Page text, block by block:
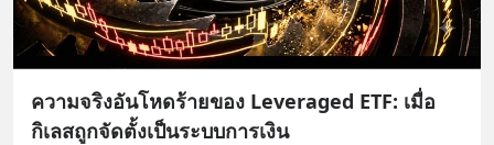
ความจริงอันโหดร้ายของ Leveraged ETF: เมื่อ
กิเลสถูกจัดตั้งเป็นระบบการเงิน